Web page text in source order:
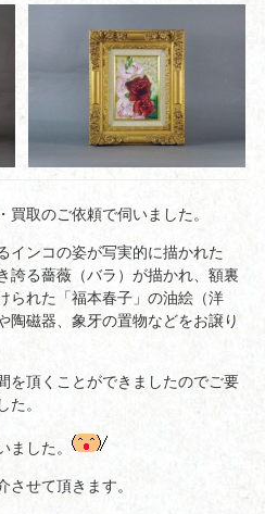
取のご依頼で伺いました。
インコの姿が写実的に描かれた
誇る薔薇（バラ）が描かれ、額裏
られた「福本春子」の油絵（洋
陶磁器、象牙の置物などをお譲り
を頂くことができましたのでご要
た。
ました。
させて頂きます。